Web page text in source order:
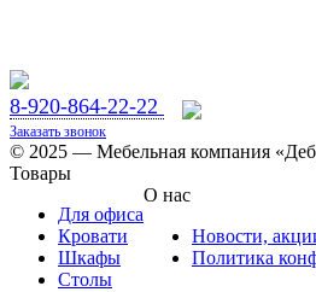
8-920-864-22-22
Заказать звонок
© 2025 — Мебельная компания
Товары
Для офиса
Кровати
Шкафы
Столы
О нас
Новости,
Политика